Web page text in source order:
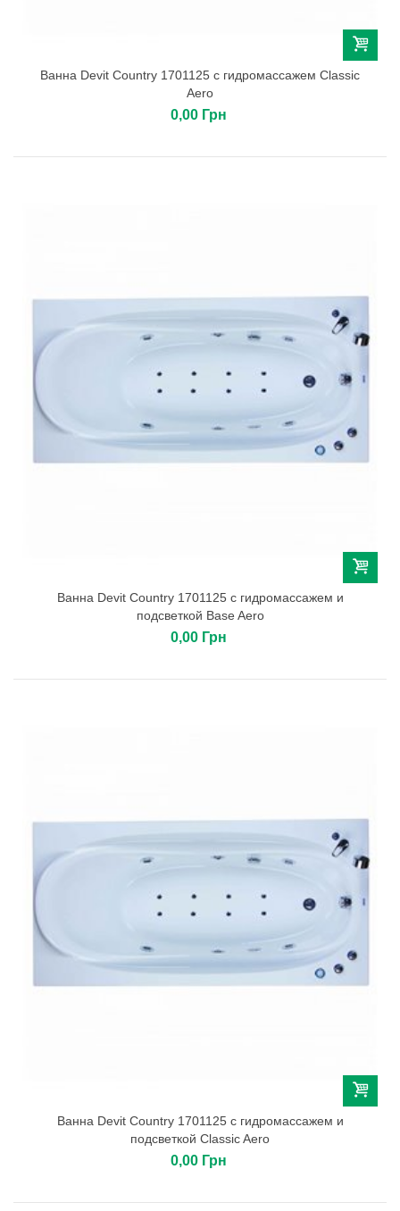
Ванна Devit Country 1701125 с гидромассажем Classic
Aero
0,00 Грн
Ванна Devit Country 1701125 с гидромассажем и
подсветкой Base Aero
0,00 Грн
Ванна Devit Country 1701125 с гидромассажем и
подсветкой Classic Aero
0,00 Грн